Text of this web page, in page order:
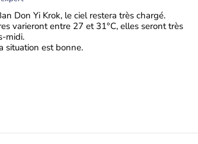
Don Yi Krok, le ciel restera très chargé.
varieront entre 27 et 31°C, elles seront très
midi.
situation est bonne.